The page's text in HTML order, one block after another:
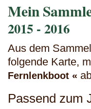
Mein
2015 - 2016
Aus dem
folgende Karte,
Fernlenkboot «
Passend zum